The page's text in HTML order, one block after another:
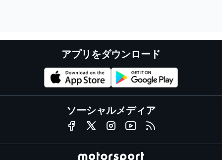
アプリをダウンロード
ソーシャルメディア